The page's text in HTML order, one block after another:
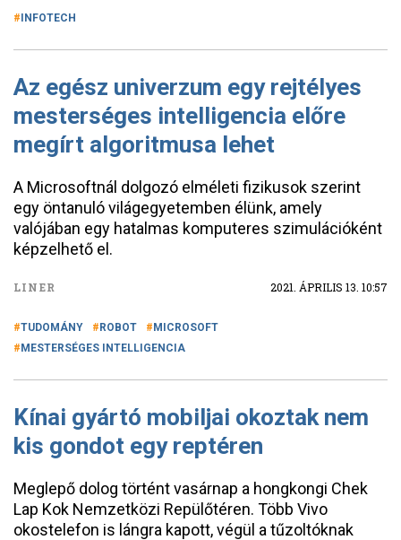
INFOTECH
Az egész univerzum egy rejtélyes
mesterséges intelligencia előre
megírt algoritmusa lehet
A Microsoftnál dolgozó elméleti fizikusok szerint
egy öntanuló világegyetemben élünk, amely
valójában egy hatalmas komputeres szimulációként
képzelhető el.
LINER 2021. ÁPRILIS 13. 10:57
TUDOMÁNY ROBOT
MICROSOFT
MESTERSÉGES INTELLIGENCIA
Kínai gyártó mobiljai okoztak nem
kis gondot egy reptéren
Meglepő dolog történt vasárnap a hongkongi Chek
Lap Kok Nemzetközi Repülőtéren. Több Vivo
okostelefon is lángra kapott, végül a tűzoltóknak